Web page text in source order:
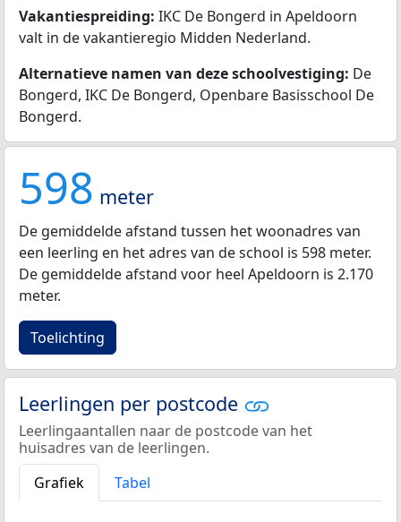
Vakantiespreiding: IKC De Bongerd in Apeldoorn
valt in de vakantieregio Midden Nederland.
Alternatieve namen van deze schoolvestiging: De
Bongerd, IKC De Bongerd, Openbare Basisschool De
Bongerd.
598 meter
De gemiddelde afstand tussen het woonadres van
een leerling en het adres van de school is 598 meter.
De gemiddelde afstand voor heel Apeldoorn is 2.170
meter.
Toelichting
Leerlingen per postcode
Leerlingaantallen naar de postcode van het
huisadres van de leerlingen.
Grafiek
Tabel